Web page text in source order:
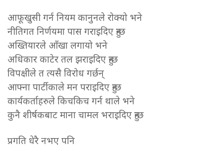
आफूखुसी गर्न नियम कानुनले रोक्यो भने
नीतिगत निर्णयमा पास गराइदिए हुन्छ
अख्तियारले आँखा लगायो भने
अधिकार काटेर तल झराइदिए हुन्छ
विपक्षीले त त्यसै विरोध गर्छन्
आफ्ना पार्टीकाले मन पराइदिए हुन्छ
कार्यकर्ताहरुले किचकिच गर्न थाले भने
कुनै शीर्षकबाट माना चामल भराइदिए हुन्छ
प्रगति धेरै नभए पनि